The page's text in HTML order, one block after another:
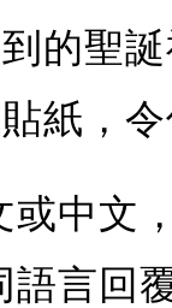
的聖
紙，
或中文
語言回